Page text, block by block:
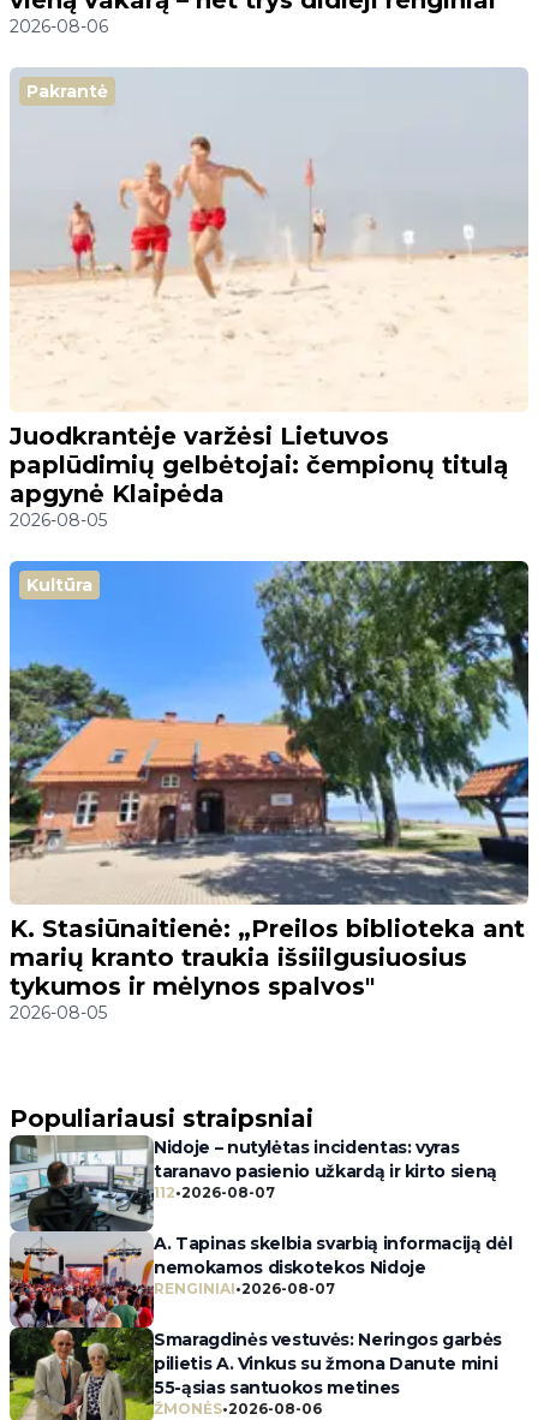
2026-08-06
Pakrantė
Juodkrantėje varžėsi Lietuvos
paplūdimių gelbėtojai: čempionų titulą
apgynė Klaipėda
2026-08-05
Kultūra
K. Stasiūnaitienė: „Preilos biblioteka ant
marių kranto traukia išsiilgusiuosius
tykumos ir mėlynos spalvos"
2026-08-05
Populiariausi straipsniai
Nidoje – nutylėtas incidentas: vyras
taranavo pasienio užkardą ir kirto sieną
112•2026-08-07
A. Tapinas skelbia svarbią informaciją dėl
nemokamos diskotekos Nidoje
RENGINIAI•2026-08-07
Smaragdinės vestuvės: Neringos garbės
pilietis A. Vinkus su žmona Danute mini
55-ąsias santuokos metines
ŽMONĖS•2026-08-06